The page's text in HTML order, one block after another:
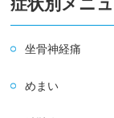
坐骨神経痛
めまい